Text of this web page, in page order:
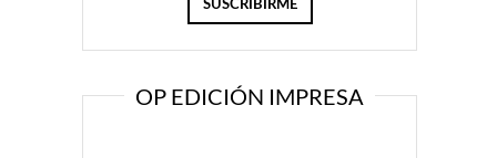
OP EDICIÓN IMPRESA